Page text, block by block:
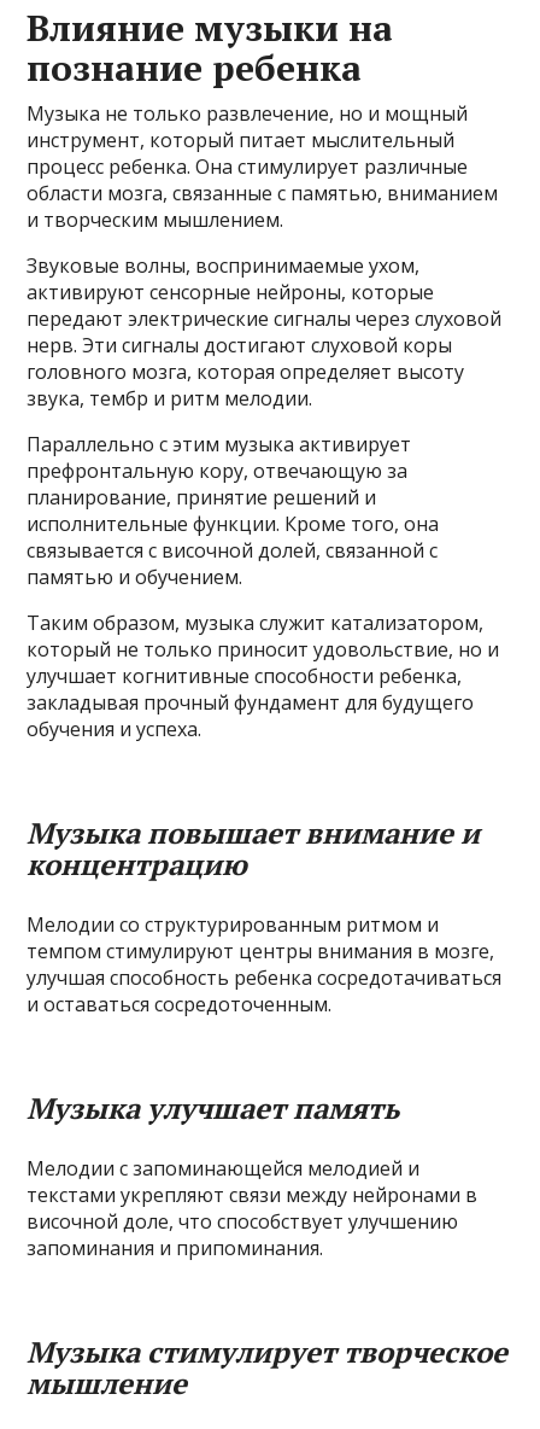
Влияние музыки на
познание ребенка
Музыка не только развлечение, но и мощный
инструмент, который питает мыслительный
процесс ребенка. Она стимулирует различные
области мозга, связанные с памятью, вниманием
и творческим мышлением.
Звуковые волны, воспринимаемые ухом,
активируют сенсорные нейроны, которые
передают электрические сигналы через слуховой
нерв. Эти сигналы достигают слуховой коры
головного мозга, которая определяет высоту
звука, тембр и ритм мелодии.
Параллельно с этим музыка активирует
префронтальную кору, отвечающую за
планирование, принятие решений и
исполнительные функции. Кроме того, она
связывается с височной долей, связанной с
памятью и обучением.
Таким образом, музыка служит катализатором,
который не только приносит удовольствие, но и
улучшает когнитивные способности ребенка,
закладывая прочный фундамент для будущего
обучения и успеха.
Музыка повышает внимание и
концентрацию
Мелодии со структурированным ритмом и
темпом стимулируют центры внимания в мозге,
улучшая способность ребенка сосредотачиваться
и оставаться сосредоточенным.
Музыка улучшает память
Мелодии с запоминающейся мелодией и
текстами укрепляют связи между нейронами в
височной доле, что способствует улучшению
запоминания и припоминания.
Музыка стимулирует творческое
мышление